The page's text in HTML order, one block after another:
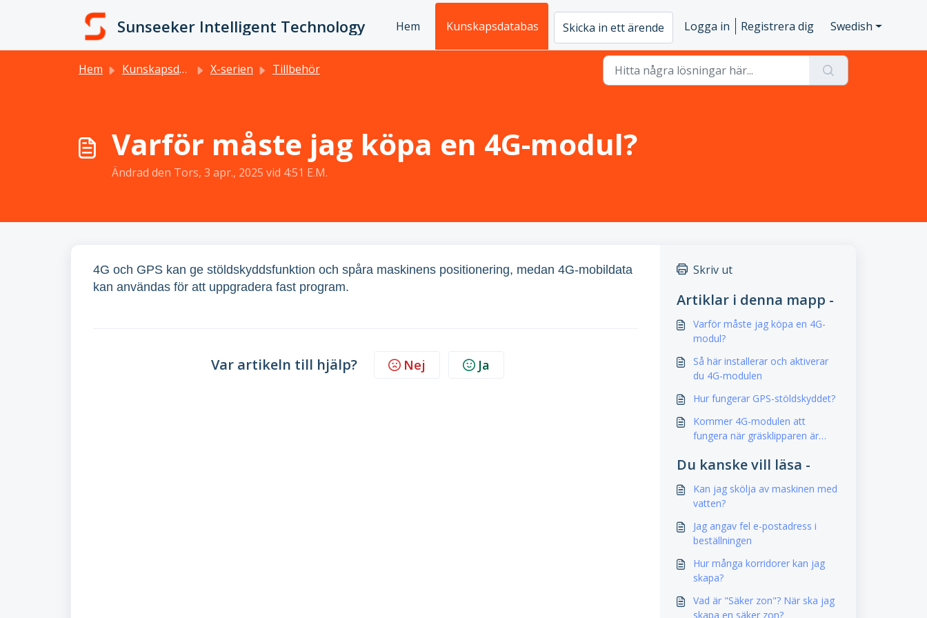
Sunseeker Intelligent Technology Hem Kunskapsdatabas Skicka in ett ärende Logga in Registrera dig Swedish
Hem Kunskapsdatabas X-serien Tillbehör
Varför måste jag köpa en 4G-modul?
Ändrad den Tors, 3 apr., 2025 vid 4:51 E.M.
4G och GPS kan ge stöldskyddsfunktion och spåra maskinens positionering, medan 4G-mobildata
kan användas för att uppgradera fast program.
Var artikeln till hjälp? Nej Ja
Skriv ut
Artiklar i denna mapp -
Varför måste jag köpa en 4G-
modul?
Så här installerar och aktiverar
du 4G-modulen
Hur fungerar GPS-stöldskyddet?
Kommer 4G-modulen att
fungera när gräsklipparen är
Du kanske vill läsa -
Kan jag skölja av maskinen med
vatten?
Jag angav fel e-postadress i
beställningen
Hur många korridorer kan jag
skapa?
Vad är "Säker zon"? När ska jag
skapa en säker zon?